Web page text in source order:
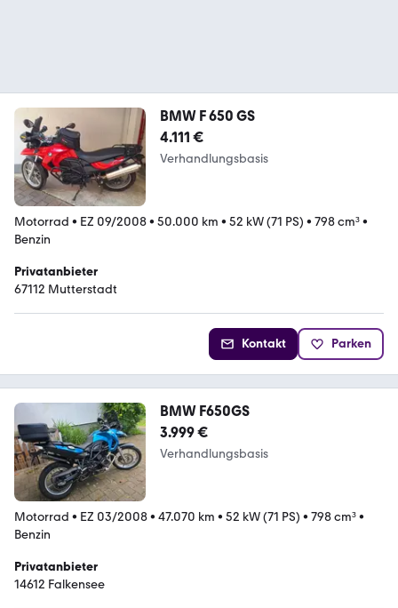
BMW F 650 GS
4.111 €
Verhandlungsbasis
Motorrad • EZ 09/2008• 50.000 km • 52 kW (71 PS) • 798 cm³•
Benzin
Privatanbieter
67112 Mutterstadt
Kontakt Parken
BMW F650GS
3.999 €
Verhandlungsbasis
Motorrad • EZ 03/2008• 47.070 km • 52 kW (71 PS) • 798 cm³•
Benzin
Privatanbieter
14612 Falkensee